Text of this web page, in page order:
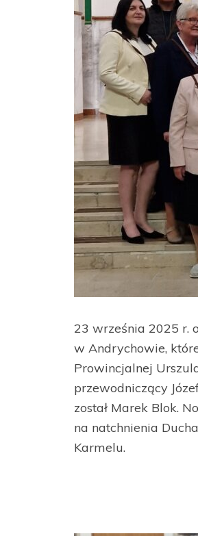
23 września 2025 r.
w Andrychowie,
Prowincjalnej
przewodniczący
został Marek Blok.
na natchnienia
Karmelu.